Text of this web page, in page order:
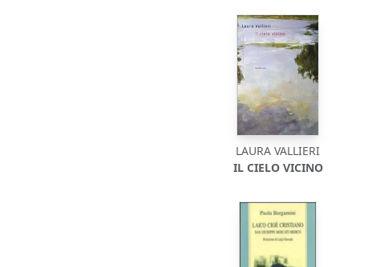
LAURA VALLIERI
IL CIELO VICINO